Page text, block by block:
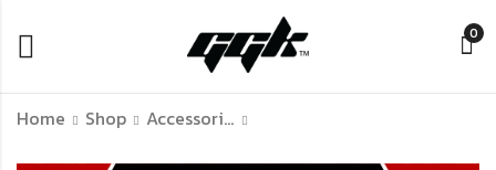
0
Home Shop Accessories Of Simulation Racing